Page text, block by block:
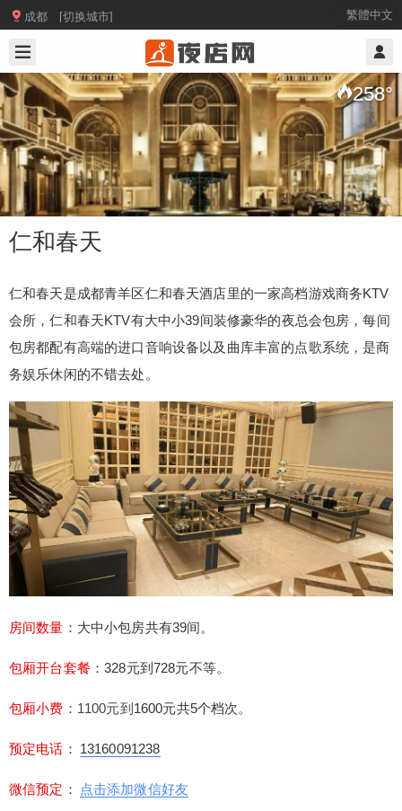
成都 [切换城市] 繁體中文
258°
仁和春天
仁和春天是成都青羊区仁和春天酒店里的一家高档游戏商务KTV
会所，仁和春天KTV有大中小39间装修豪华的夜总会包房，每间
包房都配有高端的进口音响设备以及曲库丰富的点歌系统，是商
务娱乐休闲的不错去处。
房间数量 ：大中小包房共有39间。
包厢开台套餐 ：328元到728元不等。
包厢小费 ：1100元到 1600元共5个档次。
预定电话 ： 13160091238
微信预定 ： 点击添加微信好友
@ 成都夜店网 2025/11/05
仁和春天
游戏商务KTV会所，仁和春天KTV有大中小39间装
修豪华的夜总会包房，每间包房都配有高端的进口
音响设备以及曲库丰富的点歌系统，是商务娱乐休
闲的不错去处。 房间数量：大中小包房共有39间。
包厢开台套餐：328元到728元不等。 包厢小费：1
100元到1600元共5个档次。 预定电话：13160091
238 微信预定：点击添加微信好友 推荐指数：⭐⭐⭐
⭐⭐ 仁和春天KTV地址：成都市青羊区青华路46
号。 以下是仁和春天KTV的部分房间图片：
扫描二维码继续阅读